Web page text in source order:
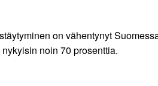
on vähentynyt
noin 70 prosenttia.